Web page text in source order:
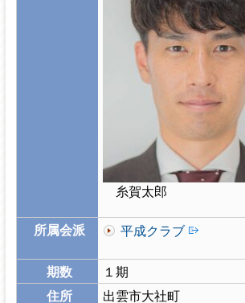
糸賀太郎
所属会派 平成クラブ
期数
１期
住所
出雲市大社町